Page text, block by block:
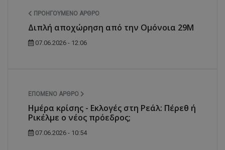
ΠΡΟΗΓΟΎΜΕΝΟ ΆΡΘΡΟ
Διπλή αποχώρηση από την Ομόνοια 29Μ
07.06.2026 - 12:06
ΕΠΌΜΕΝΟ ΆΡΘΡΟ
Ημέρα κρίσης - Εκλογές στη Ρεάλ: Πέρεθ ή
Ρικέλμε ο νέος πρόεδρος;
07.06.2026 - 10:54